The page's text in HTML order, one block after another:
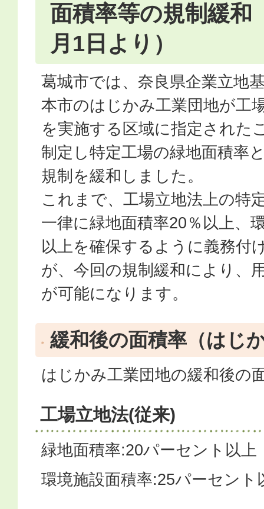
面積率等の規制緩和
月1日より）
葛城市では、奈良県企業立地
本市のはじかみ工業団地が工
を実施する区域に指定された
制定し特定工場の緑地面積率
規制を緩和しました。
これまで、工場立地法上の特
一律に緑地面積率20％以上、
以上を確保するように義務付
が、今回の規制緩和により、
が可能になります。
緩和後の面積率（はじ
はじかみ工業団地の緩和後の
工場立地法(従来)
緑地面積率:20パーセント以上
環境施設面積率:25パーセント